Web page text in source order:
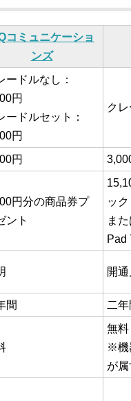
コミュニケーショ
ンズ
ードルなし：
円
ードルセット：
円
ク
円
円分の商品券プ
ント
ック
ま
Pad
開
間 二年
無料
※機
が属